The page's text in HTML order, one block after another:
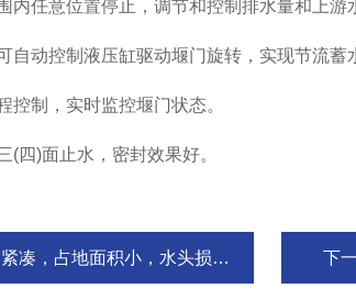
任意位置停止，调节和控制排水量和上游
控制液压缸驱动堰门旋转，实现节流蓄
制，实时监控堰门状态。
)面止水，密封效果好。
，占地面积小，水头损失小 下